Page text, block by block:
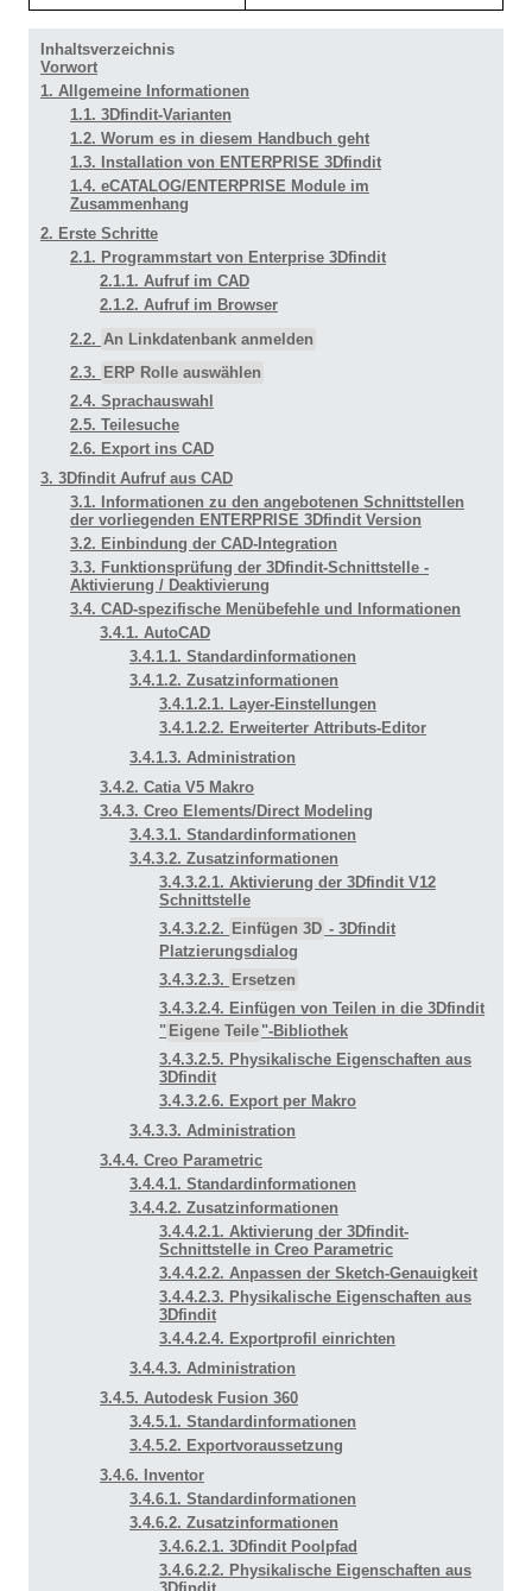
Inhaltsverzeichnis
Vorwort
1. Allgemeine Informationen
1.1. 3Dfindit-Varianten
1.2. Worum es in diesem Handbuch geht
1.3. Installation von ENTERPRISE 3Dfindit
1.4. eCATALOG/ENTERPRISE Module im
Zusammenhang
2. Erste Schritte
2.1. Programmstart von Enterprise 3Dfindit
2.1.1. Aufruf im CAD
2.1.2. Aufruf im Browser
2.2. An Linkdatenbank anmelden
2.3. ERP Rolle auswählen
2.4. Sprachauswahl
2.5. Teilesuche
2.6. Export ins CAD
3. 3Dfindit Aufruf aus CAD
3.1. Informationen zu den angebotenen Schnittstellen
der vorliegenden ENTERPRISE 3Dfindit Version
3.2. Einbindung der CAD-Integration
3.3. Funktionsprüfung der 3Dfindit-Schnittstelle -
Aktivierung / Deaktivierung
3.4. CAD-spezifische Menübefehle und Informationen
3.4.1. AutoCAD
3.4.1.1. Standardinformationen
3.4.1.2. Zusatzinformationen
3.4.1.2.1. Layer-Einstellungen
3.4.1.2.2. Erweiterter Attributs-Editor
3.4.1.3. Administration
3.4.2. Catia V5 Makro
3.4.3. Creo Elements/Direct Modeling
3.4.3.1. Standardinformationen
3.4.3.2. Zusatzinformationen
3.4.3.2.1. Aktivierung der 3Dfindit V12
Schnittstelle
3.4.3.2.2. Einfügen 3D - 3Dfindit
Platzierungsdialog
3.4.3.2.3. Ersetzen
3.4.3.2.4. Einfügen von Teilen in die 3Dfindit
" Eigene Teile "-Bibliothek
3.4.3.2.5. Physikalische Eigenschaften aus
3Dfindit
3.4.3.2.6. Export per Makro
3.4.3.3. Administration
3.4.4. Creo Parametric
3.4.4.1. Standardinformationen
3.4.4.2. Zusatzinformationen
3.4.4.2.1. Aktivierung der 3Dfindit-
Schnittstelle in Creo Parametric
3.4.4.2.2. Anpassen der Sketch-Genauigkeit
3.4.4.2.3. Physikalische Eigenschaften aus
3Dfindit
3.4.4.2.4. Exportprofil einrichten
3.4.4.3. Administration
3.4.5. Autodesk Fusion 360
3.4.5.1. Standardinformationen
3.4.5.2. Exportvoraussetzung
3.4.6. Inventor
3.4.6.1. Standardinformationen
3.4.6.2. Zusatzinformationen
3.4.6.2.1. 3Dfindit Poolpfad
3.4.6.2.2. Physikalische Eigenschaften aus